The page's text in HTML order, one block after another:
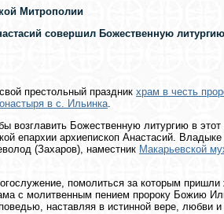
Митрополии
совершил Божественную
престольный праздник храм в честь
в с. Ильинка
возглавить Божественную литургию в
епархии архиепископ Анастасий.
(Захаров), наместник Макарьевской
помолиться за которым
с молитвенным пением пророку Божию
наставляя в истинной вере, любви и